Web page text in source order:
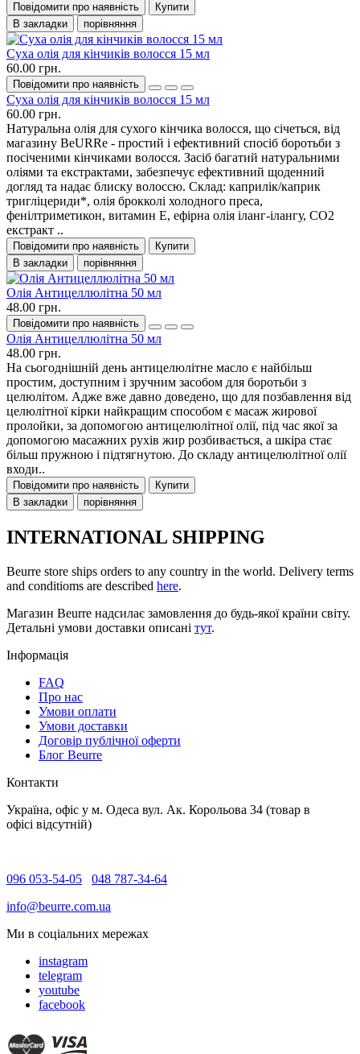
Повідомити про наявність
Купити
В закладки
порівняння
Суха олія для кінчиків волосся 15 мл
60.00 грн.
Повідомити про наявність
Суха олія для кінчиків волосся 15 мл
60.00 грн.
Натуральна олія для сухого кінчика волосся, що січеться, від
магазину BeURRe - простий і ефективний спосіб боротьби з
посіченими кінчиками волосся. Засіб багатий натуральними
оліями та екстрактами, забезпечує ефективний щоденний
догляд та надає блиску волоссю. Склад: каприлік/каприк
тригліцериди*, олія брокколі холодного преса,
фенілтриметикон, витамин Е, ефірна олія іланг-ілангу, СО2
екстракт ..
Повідомити про наявність
Купити
В закладки
порівняння
Олія Антицеллюлітна 50 мл
48.00 грн.
Повідомити про наявність
Олія Антицеллюлітна 50 мл
48.00 грн.
На сьогоднішній день антицелюлітне масло є найбільш
простим, доступним і зручним засобом для боротьби з
целюлітом. Адже вже давно доведено, що для позбавлення від
целюлітної кірки найкращим способом є масаж жирової
пролойки, за допомогою антицелюлітної олії, під час якої за
допомогою масажних рухів жир розбивається, а шкіра стає
більш пружною і підтягнутою. До складу антицелюлітної олії
входи..
Повідомити про наявність
Купити
В закладки
порівняння
INTERNATIONAL SHIPPING
Beurre store ships orders to any country in the world. Delivery terms
and conditioms are described here.
Магазин Beurre надсилає замовлення до будь-якої країни світу.
Детальні умови доставки описані тут.
Інформація
FAQ
Про нас
Умови оплати
Умови доставки
Договір публічної оферти
Блог Beurre
Контакти
Україна, офіс у м. Одеса вул. Ак. Корольова 34 (товар в
офісі відсутній)
096 053-54-05
048 787-34-64
info@beurre.com.ua
Ми в соціальних мережах
instagram
telegram
youtube
facebook